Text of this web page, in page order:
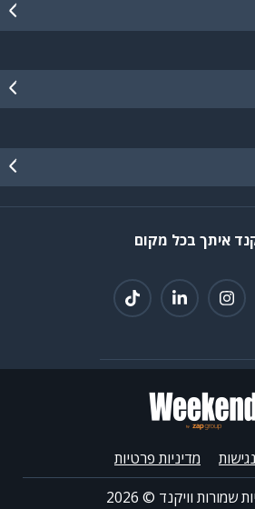
איתך בכל מקום
נגישות
מדיניות פרטיות
שמורות וויקנד © 2026